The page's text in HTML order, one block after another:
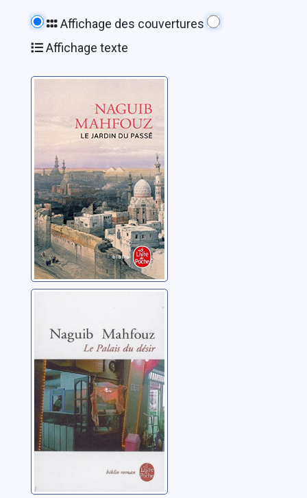
Affichage des couvertures
Affichage texte
Caire]: [03]: Le
jardin du passé
Mahfouz, Naguib
Palais du désir
Mahfouz, Naguib